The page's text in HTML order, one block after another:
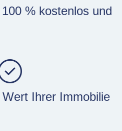
100 % kostenlos und
Ihrer Immobilie